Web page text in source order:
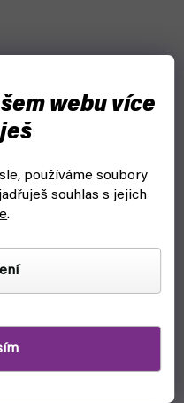
webu více
používáme soubory
souhlas s jejich
.